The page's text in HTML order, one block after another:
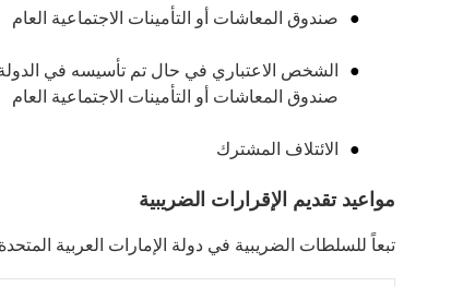
صندوق المعاشات أو التأمينات الاجتماعية العام
الشخص الاعتباري في حال تم تأسيسه في الدولة
صندوق المعاشات أو التأمينات الاجتماعية العام
الائتلاف المشترك
مواعيد تقديم الإقرارات الضريبية
تبعاً للسلطات الضريبية في دولة الإمارات العربية المتحدة فإن